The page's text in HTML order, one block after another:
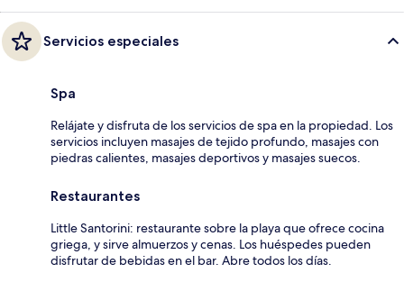
Servicios especiales
Spa
Relájate y disfruta de los servicios de spa en la propiedad. Los
servicios incluyen masajes de tejido profundo, masajes con
piedras calientes, masajes deportivos y masajes suecos.
Restaurantes
Little Santorini: restaurante sobre la playa que ofrece cocina
griega, y sirve almuerzos y cenas. Los huéspedes pueden
disfrutar de bebidas en el bar. Abre todos los días.